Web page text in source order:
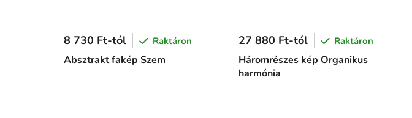
Absztrakt fakép Szem
8 730 Ft-tól Raktáron
Háromrészes kép Organikus
harmónia
27 880 Ft-tól Raktáron